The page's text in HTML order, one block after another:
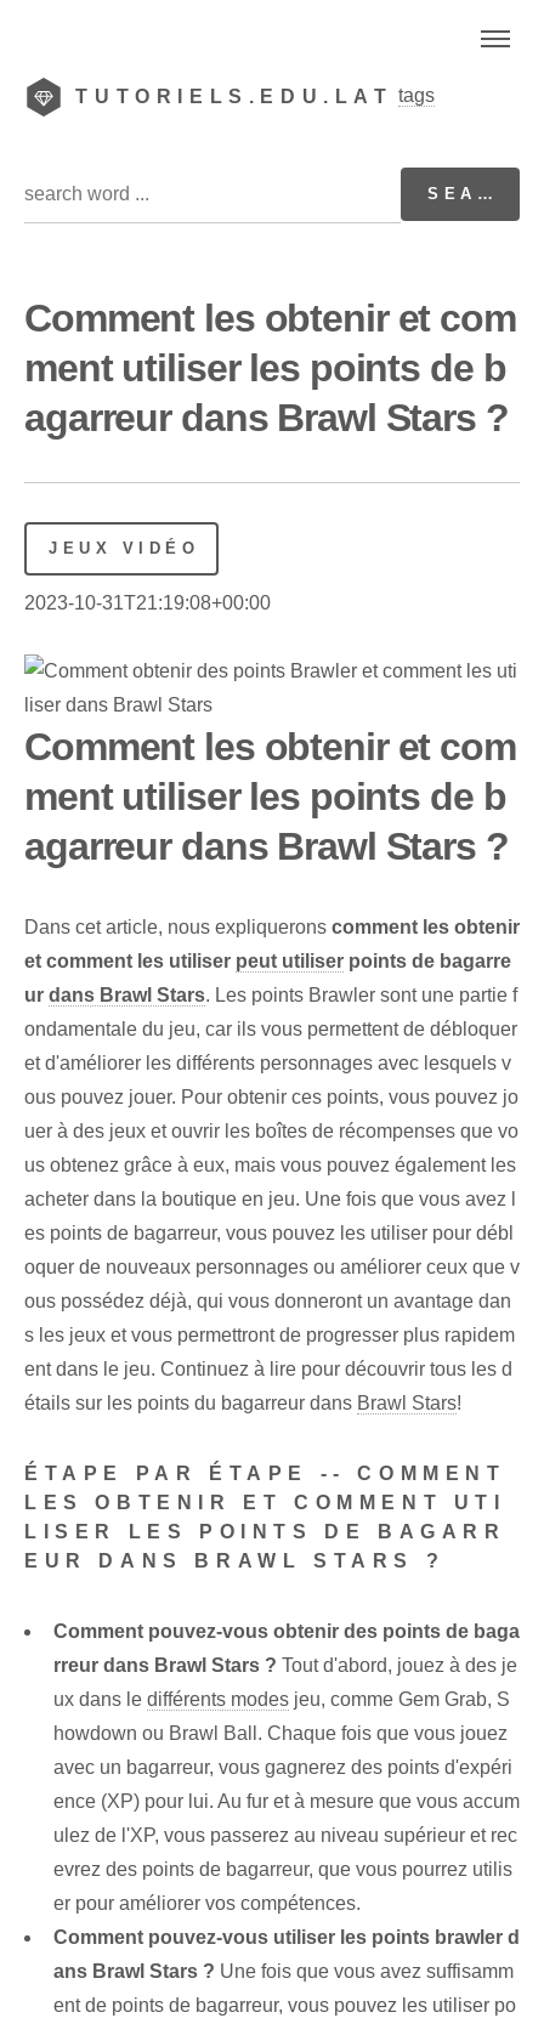
TUTORIELS.EDU.LAT tags
Comment les obtenir et com
ment utiliser les points de b
agarreur dans Brawl Stars ?
JEUX VIDÉO
2023-10-31T21:19:08+00:00
Comment les obtenir et com
ment utiliser les points de b
agarreur dans Brawl Stars ?
Dans cet ⁢article, nous expliquerons⁤ comment les obtenir
et comment les utiliser peut utiliser points de bagarre
ur dans Brawl Stars. Les points Brawler sont une partie f
ondamentale du jeu, car ils vous permettent de débloquer
et d'améliorer les différents personnages avec lesquels v
ous pouvez jouer. Pour obtenir ces points, vous pouvez jo
uer à des jeux et ouvrir les boîtes de récompenses que vo
us obtenez grâce à eux, mais vous pouvez également les
acheter dans la boutique en jeu. Une fois que vous avez l
es points de bagarreur, vous pouvez les utiliser pour débl
oquer de nouveaux personnages ou améliorer ceux que v
ous possédez déjà, qui vous donneront un avantage dan
s les jeux et vous permettront de progresser plus rapidem
ent dans le jeu. Continuez à lire ⁤pour découvrir tous les‍ d
étails‌ sur les ⁢points du bagarreur dans Brawl Stars!
ÉTAPE PAR ÉTAPE ‍-- COMMENT
LES OBTENIR ET COMMENT UTI
LISER LES POINTS DE BAGARR
EUR DANS BRAWL STARS ?
Comment pouvez-vous obtenir des points de baga
rreur‌ dans Brawl Stars ? Tout d'abord, jouez à des je
ux dans le différents modes jeu, comme Gem Grab, ⁣S
howdown ou Brawl Ball. Chaque fois que vous jouez
avec un bagarreur, vous gagnerez des points d'expéri
ence (XP) pour lui. Au fur et à mesure que vous accum
ulez de l'XP, vous passerez au niveau supérieur et rec
evrez des points de bagarreur, que vous pourrez utilis
er pour améliorer vos compétences.
Comment pouvez-vous utiliser les points ⁣brawler d
ans ⁤Brawl Stars ? Une fois que vous avez suffisamm
ent de points de bagarreur, vous pouvez les utiliser po